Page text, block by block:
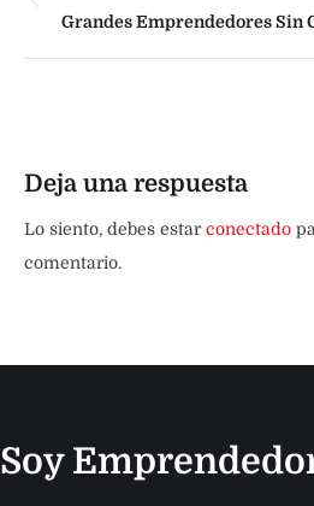
Grandes Emprendedores
Deja una respuesta
Lo siento, debes estarconectado
comentario.
Soy